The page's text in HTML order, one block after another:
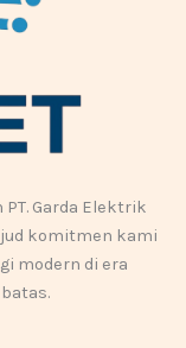
Garda Elektrik
komitmen kami
modern di era